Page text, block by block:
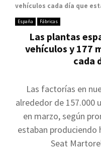
vehículos cada día que
España Fábricas
Las plantas
vehículos y 177
cada
Las factorías en
alrededor de 157.000
en marzo, según
estaban produciendo
Seat